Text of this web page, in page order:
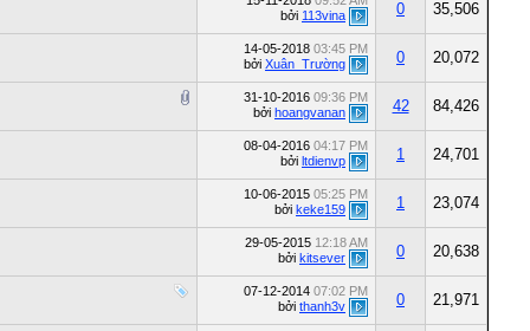
bởi 113vina 0 35,506
14-05-2018 03:45 PM
bởi Xuân_Trường 0 20,072
31-10-2016 09:36 PM
bởi hoangvanan 42 84,426
08-04-2016 04:17 PM
bởi ltdienvp 1 24,701
10-06-2015 05:25 PM
bởi keke159 1 23,074
29-05-2015 12:18 AM
bởi kitsever 0 20,638
07-12-2014 07:02 PM
bởi thanh3v 0 21,971